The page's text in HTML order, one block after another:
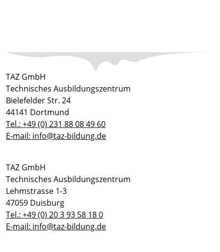
TAZ GmbH
Technisches Ausbildungszentrum
Bielefelder Str. 24
44141 Dortmund
Tel.: +49 (0) 231 88 08 49 60
E-mail: info@taz-bildung.de
TAZ GmbH
Technisches Ausbildungszentrum
Lehmstrasse 1-3
47059 Duisburg
Tel.: +49 (0) 20 3 93 58 18 0
E-mail: info@taz-bildung.de